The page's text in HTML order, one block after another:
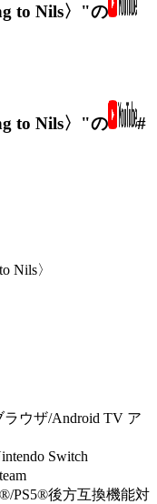
to Nils〉"の
to Nils〉"の
#
Nils〉
ウザ/Android TV ア
Switch
PS5®後方互換機能対